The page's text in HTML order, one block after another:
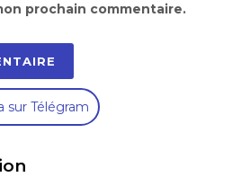
prochain commentaire.
sur Télégram